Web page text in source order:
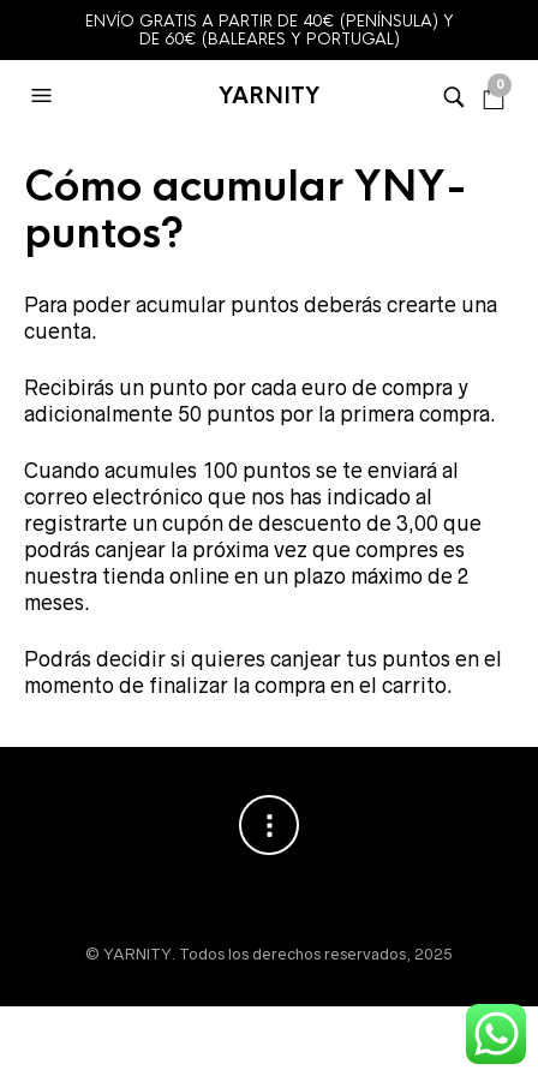
ENVÍO GRATIS A PARTIR DE 40€ (PENÍNSULA) Y
DE 60€ (BALEARES Y PORTUGAL)
YARNITY 0
Cómo acumular YNY-
puntos?
Para poder acumular puntos deberás crearte una
cuenta.
Recibirás un punto por cada euro de compra y
adicionalmente 50 puntos por la primera compra.
Cuando acumules 100 puntos se te enviará al
correo electrónico que nos has indicado al
registrarte un cupón de descuento de 3,00 que
podrás canjear la próxima vez que compres es
nuestra tienda online en un plazo máximo de 2
meses.
Podrás decidir si quieres canjear tus puntos en el
momento de finalizar la compra en el carrito.
© YARNITY. Todos los derechos reservados, 2025